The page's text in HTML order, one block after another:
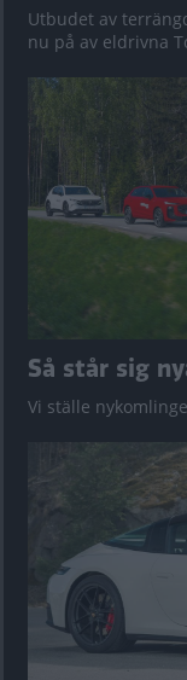
Utbudet av
nu på av eldrivna
Så står sig
Vi ställe